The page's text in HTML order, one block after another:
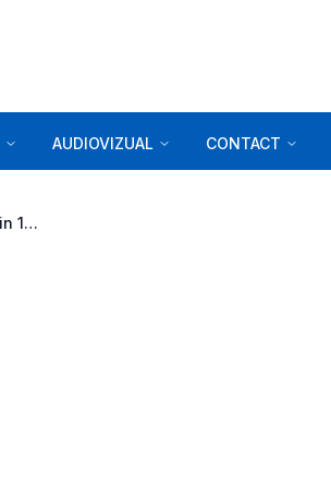
AUDIOVIZUAL CONTACT
Decizia nr. 115 din 10.03.2025